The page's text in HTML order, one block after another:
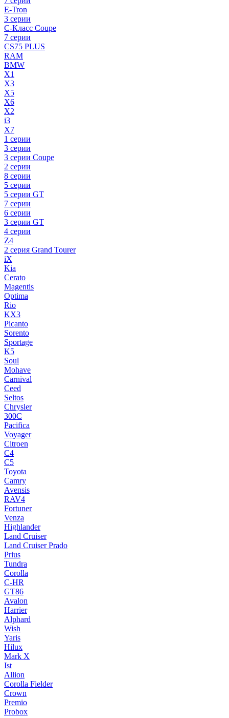
E-Tron
3 серии
C-Класс Coupe
7 серии
CS75 PLUS
RAM
BMW
X1
X3
X5
X6
X2
i3
X7
1 серии
3 серии
3 серии Coupe
2 серии
8 серии
5 серии
5 серии GT
7 серии
6 серии
3 серии GT
4 серии
Z4
2 серия Grand Tourer
iX
Kia
Cerato
Magentis
Optima
Rio
KX3
Picanto
Sorento
Sportage
K5
Soul
Mohave
Carnival
Ceed
Seltos
Chrysler
300C
Pacifica
Voyager
Citroen
C4
C5
Toyota
Camry
Avensis
RAV4
Fortuner
Venza
Highlander
Land Cruiser
Land Cruiser Prado
Prius
Tundra
Corolla
C-HR
GT86
Avalon
Harrier
Alphard
Wish
Yaris
Hilux
Mark X
Ist
Allion
Corolla Fielder
Crown
Premio
Probox